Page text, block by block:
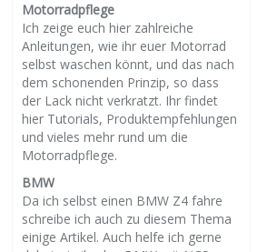
Motorradpflege
Ich zeige euch hier zahlreiche
Anleitungen, wie ihr euer Motorrad
selbst waschen könnt, und das nach
dem schonenden Prinzip, so dass
der Lack nicht verkratzt. Ihr findet
hier Tutorials, Produktempfehlungen
und vieles mehr rund um die
Motorradpflege.
BMW
Da ich selbst einen BMW Z4 fahre
schreibe ich auch zu diesem Thema
einige Artikel. Auch helfe ich gerne